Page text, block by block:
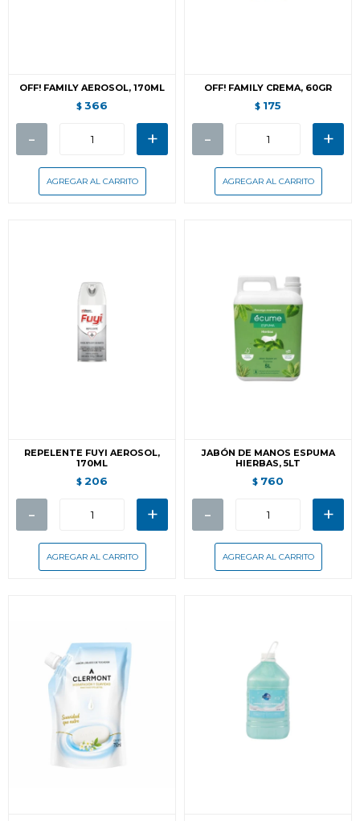
OFF! FAMILY AEROSOL, 170ML
$ 366
- +
OFF! FAMILY CREMA, 60GR
$ 175
- +
REPELENTE FUYI AEROSOL,
170ML
$ 206
- +
JABÓN DE MANOS ESPUMA
HIERBAS, 5LT
$ 760
- +